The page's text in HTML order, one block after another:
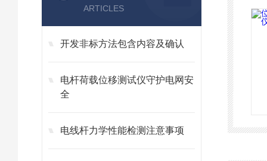
ARTICLES
开发非标方法包含内容及确认
电杆荷载位移测试仪守护电网安
全
电线杆力学性能检测注意事项